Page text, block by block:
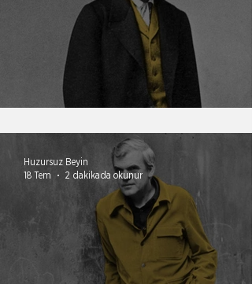
Huzursuz Beyin
18 Tem
2 dakikada okunur